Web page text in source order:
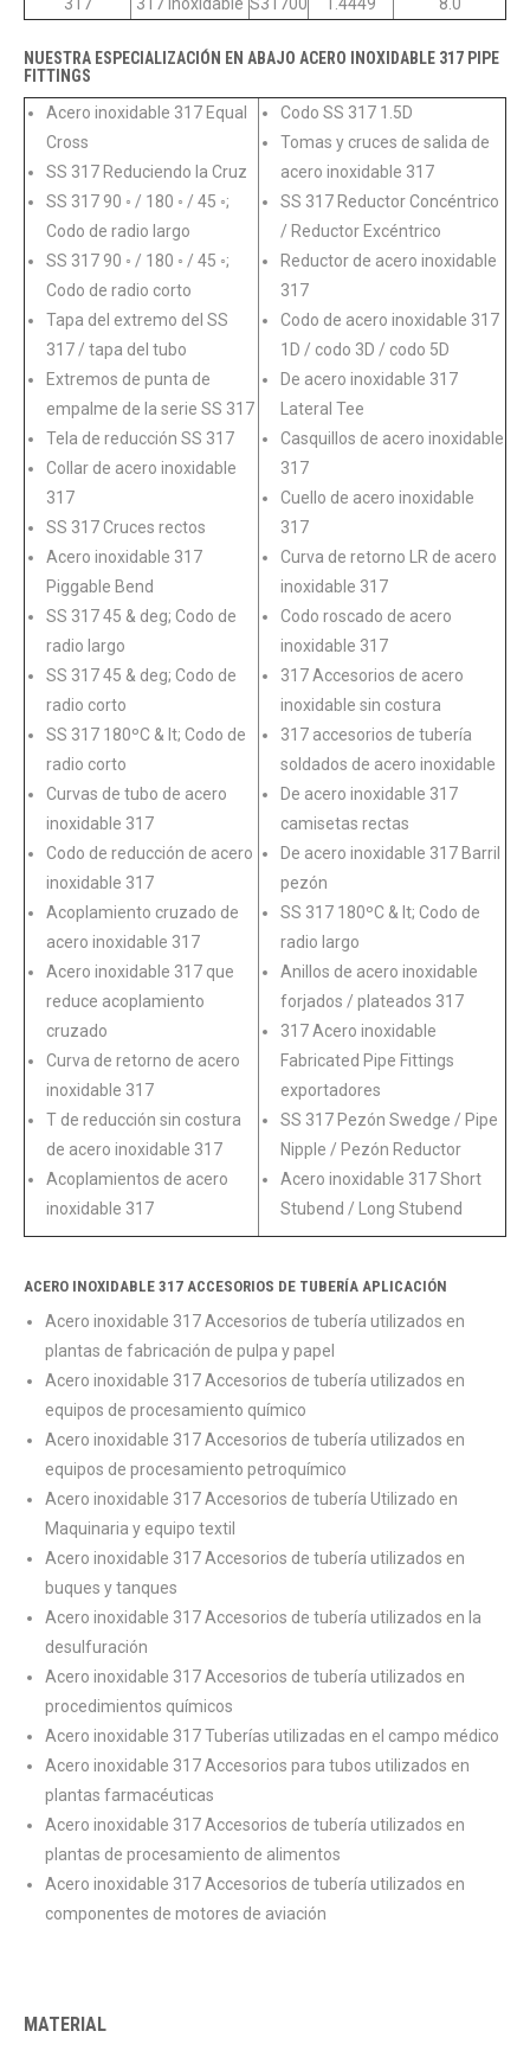
317 317 Inoxidable S31700 1.4449 8.0
NUESTRA ESPECIALIZACIÓN EN ABAJO ACERO INOXIDABLE 317 PIPE
FITTINGS
Acero inoxidable 317 Equal
Cross
SS 317 Reduciendo la Cruz
SS 317 90 ◦ / 180 ◦ / 45 ◦;
Codo de radio largo
SS 317 90 ◦ / 180 ◦ / 45 ◦;
Codo de radio corto
Tapa del extremo del SS
317 / tapa del tubo
Extremos de punta de
empalme de la serie SS 317
Tela de reducción SS 317
Collar de acero inoxidable
317
SS 317 Cruces rectos
Acero inoxidable 317
Piggable Bend
SS 317 45 & deg; Codo de
radio largo
SS 317 45 & deg; Codo de
radio corto
SS 317 180ºC & lt; Codo de
radio corto
Curvas de tubo de acero
inoxidable 317
Codo de reducción de acero
inoxidable 317
Acoplamiento cruzado de
acero inoxidable 317
Acero inoxidable 317 que
reduce acoplamiento
cruzado
Curva de retorno de acero
inoxidable 317
T de reducción sin costura
de acero inoxidable 317
Acoplamientos de acero
inoxidable 317
Codo SS 317 1.5D
Tomas y cruces de salida de
acero inoxidable 317
SS 317 Reductor Concéntrico
/ Reductor Excéntrico
Reductor de acero inoxidable
317
Codo de acero inoxidable 317
1D / codo 3D / codo 5D
De acero inoxidable 317
Lateral Tee
Casquillos de acero inoxidable
317
Cuello de acero inoxidable
317
Curva de retorno LR de acero
inoxidable 317
Codo roscado de acero
inoxidable 317
317 Accesorios de acero
inoxidable sin costura
317 accesorios de tubería
soldados de acero inoxidable
De acero inoxidable 317
camisetas rectas
De acero inoxidable 317 Barril
pezón
SS 317 180ºC & lt; Codo de
radio largo
Anillos de acero inoxidable
forjados / plateados 317
317 Acero inoxidable
Fabricated Pipe Fittings
exportadores
SS 317 Pezón Swedge / Pipe
Nipple / Pezón Reductor
Acero inoxidable 317 Short
Stubend / Long Stubend
ACERO INOXIDABLE 317 ACCESORIOS DE TUBERÍA APLICACIÓN
Acero inoxidable 317 Accesorios de tubería utilizados en
plantas de fabricación de pulpa y papel
Acero inoxidable 317 Accesorios de tubería utilizados en
equipos de procesamiento químico
Acero inoxidable 317 Accesorios de tubería utilizados en
equipos de procesamiento petroquímico
Acero inoxidable 317 Accesorios de tubería Utilizado en
Maquinaria y equipo textil
Acero inoxidable 317 Accesorios de tubería utilizados en
buques y tanques
Acero inoxidable 317 Accesorios de tubería utilizados en la
desulfuración
Acero inoxidable 317 Accesorios de tubería utilizados en
procedimientos químicos
Acero inoxidable 317 Tuberías utilizadas en el campo médico
Acero inoxidable 317 Accesorios para tubos utilizados en
plantas farmacéuticas
Acero inoxidable 317 Accesorios de tubería utilizados en
plantas de procesamiento de alimentos
Acero inoxidable 317 Accesorios de tubería utilizados en
componentes de motores de aviación
MATERIAL